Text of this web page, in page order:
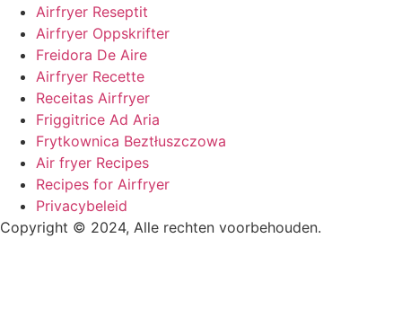
Airfryer Reseptit
Airfryer Oppskrifter
Freidora De Aire
Airfryer Recette
Receitas Airfryer
Friggitrice Ad Aria
Frytkownica Beztłuszczowa
Air fryer Recipes
Recipes for Airfryer
Privacybeleid
Copyright © 2024, Alle rechten voorbehouden.